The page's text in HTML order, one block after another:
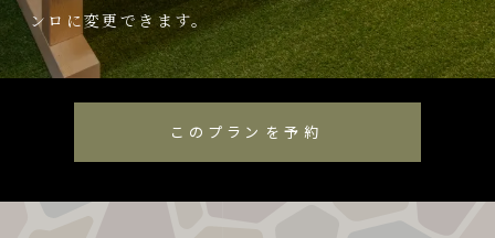
ンロに変更できます。
このプランを予約